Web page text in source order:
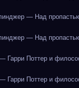
— Над
— Над
Гарри Поттер и
Гарри Поттер и